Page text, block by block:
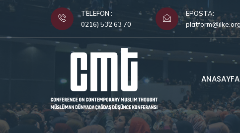
TELEFON :
0216) 532 63 70
EPOSTA:
ANASAYFA